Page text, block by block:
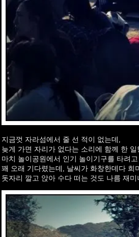
지금껏 자라섬에서 줄 선 적이 없는데,
늦게 가면 자리가 없다는 소리에 함께 한
마치 놀이공원에서 인기 놀이기구를 타려
꽤 오래 기다렸는데, 날씨가 화창한데다
돗자리 깔고 앉아 수다 떠는 것도 나름 재미